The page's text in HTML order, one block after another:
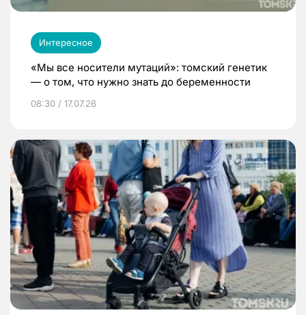
Интересное
«Мы все носители мутаций»: томский генетик
— о том, что нужно знать до беременности
08:30 / 17.07.26